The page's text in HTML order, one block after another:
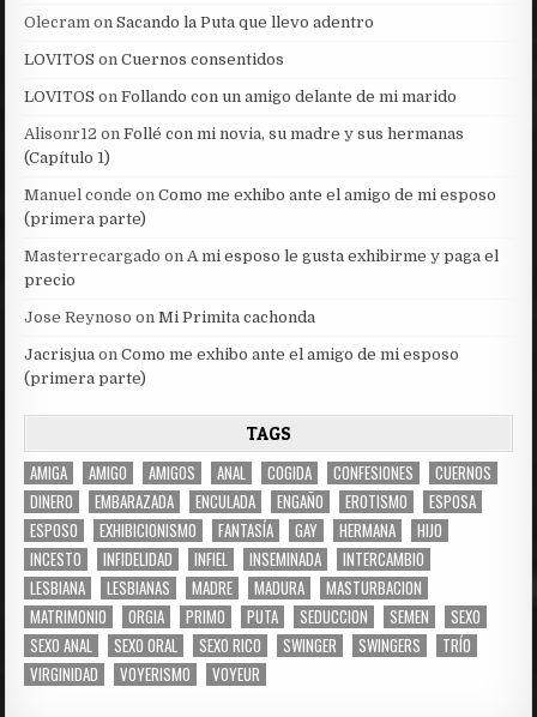
Olecram onSacando la Puta que llevo adentro
LOVITOS onCuernos consentidos
LOVITOS onFollando con un amigo delante de mi marido
Alisonr12 onFollé con mi novia, su madre y sus hermanas
(Capítulo 1)
Manuel conde onComo me exhibo ante el amigo de mi esposo
(primera parte)
Masterrecargado onA mi esposo le gusta exhibirme y paga el
precio
Jose Reynoso onMi Primita cachonda
Jacrisjua onComo me exhibo ante el amigo de mi esposo
(primera parte)
TAGS
AMIGA AMIGO AMIGOS ANAL COGIDA CONFESIONES
CUERNOS
DINERO
EMBARAZADA ENCULADA ENGAÑO EROTISMO
ESPOSA
ESPOSO
EXHIBICIONISMO FANTASÍA GAY HERMANA
HIJO
INCESTO
INFIDELIDAD INFIEL INSEMINADA
INTERCAMBIO
LESBIANA
LESBIANAS MADRE MADURA
MASTURBACION
MATRIMONIO
ORGIA PRIMO PUTA SEDUCCION SEMEN
SEXO
SEXO ANAL
SEXO ORAL SEXO RICO SWINGER SWINGERS
TRÍO
VIRGINIDAD
VOYERISMO VOYEUR